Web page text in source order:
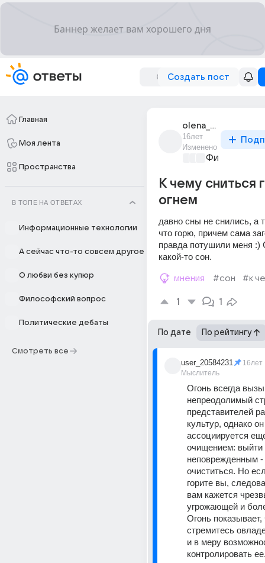
Создать пост
Главная
Моя лента
Пространства
В ТОПЕ НА ОТВЕТАХ
Информационные технологии
А сейчас что-то совсем другое
О любви без купюр
Философский вопрос
Политические дебаты
Смотреть все
olena_khmel
16лет
Изменено
К чему сниться
огнем
давно сны не снились, а
что горю, причем сама
правда потушили меня :)
какой-то сон.
мнения #сон #к
1 1
По дате По рейтингу
user_20584231
Мыслитель
16лет
Огонь всегда
непреодолимый
представителей
культур, однако
ассоциируется
очищением: выйти
неповрежденным -
очиститься. Но
горите вы,
вам кажется
угрожающей и
Огонь
стремитесь
и в меру
контролировать